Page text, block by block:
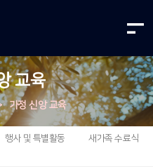
교육
가정 신앙 교육
행사 및 특별활동
새가족 수료식